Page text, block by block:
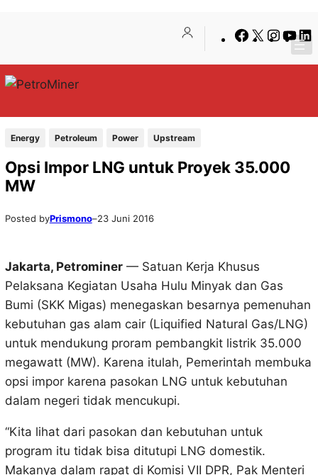
Facebook
X
Energy Petroleum Power Upstream
Opsi Impor LNG untuk Proyek 35.000
MW
Posted byPrismono–23 Juni 2016
Jakarta, Petrominer— Satuan Kerja Khusus
Pelaksana Kegiatan Usaha Hulu Minyak dan Gas
Bumi (SKK Migas) menegaskan besarnya pemenuhan
kebutuhan gas alam cair (Liquified Natural Gas/LNG)
untuk mendukung proram pembangkit listrik 35.000
megawatt (MW). Karena itulah, Pemerintah membuka
opsi impor karena pasokan LNG untuk kebutuhan
dalam negeri tidak mencukupi.
“Kita lihat dari pasokan dan kebutuhan untuk
program itu tidak bisa ditutupi LNG domestik.
Makanya dalam rapat di Komisi VII DPR, Pak Menteri